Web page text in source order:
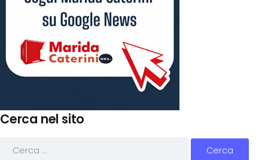
Cerca nel sito